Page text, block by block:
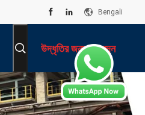
Bengali
উদ্ধৃতির জন্য আবেদন